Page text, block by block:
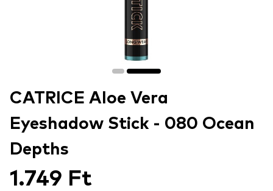
CATRICE Aloe Vera
Eyeshadow Stick - 080 Ocean
Depths
1.749 Ft